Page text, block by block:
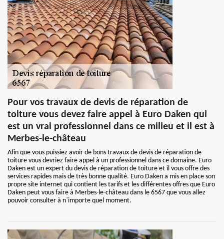
Pour vos travaux de devis de réparation de
toiture vous devez faire appel à Euro Daken qui
est un vrai professionnel dans ce milieu et il est à
Merbes-le-château
Afin que vous puissiez avoir de bons travaux de devis de réparation de
toiture vous devriez faire appel à un professionnel dans ce domaine. Euro
Daken est un expert du devis de réparation de toiture et il vous offre des
services rapides mais de très bonne qualité. Euro Daken a mis en place son
propre site internet qui contient les tarifs et les différentes offres que Euro
Daken peut vous faire à Merbes-le-château dans le 6567 que vous allez
pouvoir consulter à n`importe quel moment.